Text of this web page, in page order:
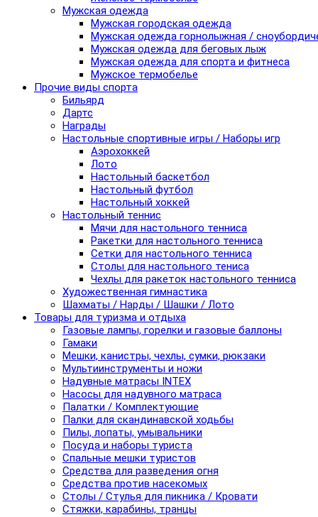
Мужская одежда
Мужская городская одежда
Мужская одежда горнолыжная /
Мужская одежда для беговых лыж
Мужская одежда для спорта и фитнеса
Мужское термобелье
Прочие виды спорта
Бильярд
Дартс
Награды
Настольные спортивные игры / Наборы игр
Аэрохоккей
Лото
Настольный баскетбол
Настольный футбол
Настольный хоккей
Настольный теннис
Мячи для настольного тенниса
Ракетки для настольного тенниса
Сетки для настольного тенниса
Столы для настольного тениса
Чехлы для ракеток настольного тенниса
Художественная гимнастика
Шахматы / Нарды / Шашки / Лото
Товары для туризма и отдыха
Газовые лампы, горелки и газовые баллоны
Гамаки
Мешки, канистры, чехлы, сумки, рюкзаки
Мультиинструменты и ножи
Надувные матрасы INTEX
Насосы для надувного матраса
Палатки / Комплектующие
Палки для скандинавской ходьбы
Пилы, лопаты, умывальники
Посуда и наборы туриста
Спальные мешки туристов
Средства для разведения огня
Средства против насекомых
Столы / Стулья для пикника / Кровати
Стяжки, карабины, транцы